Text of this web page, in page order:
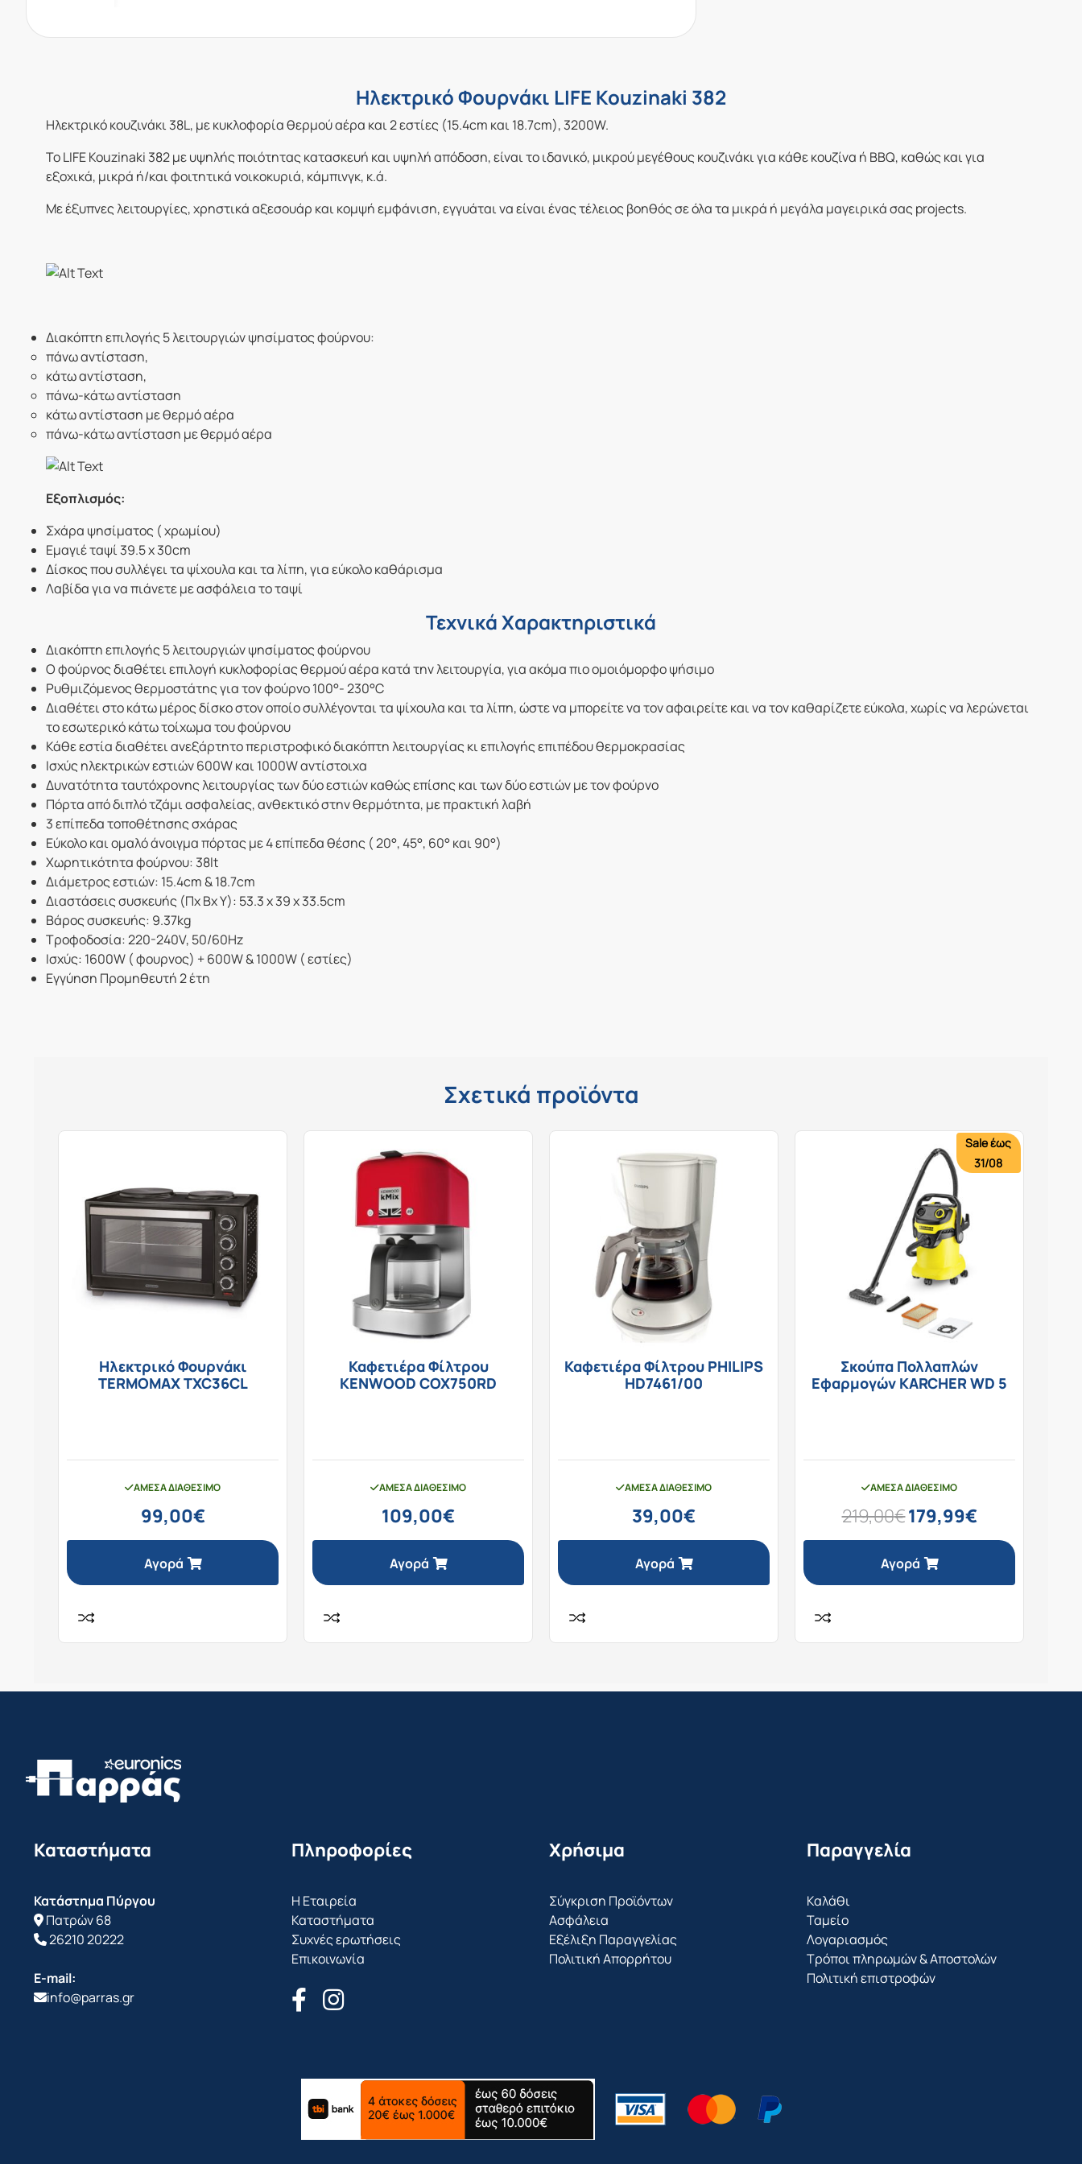
Ηλεκτρικό Φουρνάκι LIFE Kouzinaki 382
Ηλεκτρικό κουζινάκι 38L, με κυκλοφορία θερμού αέρα και 2 εστίες (15.4cm και 18.7cm), 3200W.
Το LIFE Kouzinaki 382 με υψηλής ποιότητας κατασκευή και υψηλή απόδοση, είναι το ιδανικό, μικρού μεγέθους κουζινάκι για κάθε κουζίνα ή BBQ, καθώς και για
εξοχικά, μικρά ή/και φοιτητικά νοικοκυριά, κάμπινγκ, κ.ά.
Με έξυπνες λειτουργίες, χρηστικά αξεσουάρ και κομψή εμφάνιση, εγγυάται να είναι ένας τέλειος βοηθός σε όλα τα μικρά ή μεγάλα μαγειρικά σας projects.
Διακόπτη επιλογής 5 λειτουργιών ψησίματος φούρνου:
πάνω αντίσταση,
κάτω αντίσταση,
πάνω-κάτω αντίσταση
κάτω αντίσταση με θερμό αέρα
πάνω-κάτω αντίσταση με θερμό αέρα
Εξοπλισμός:
Σχάρα ψησίματος ( χρωμίου)
Εμαγιέ ταψί 39.5 x 30cm
Δίσκος που συλλέγει τα ψίχουλα και τα λίπη, για εύκολο καθάρισμα
Λαβίδα για να πιάνετε με ασφάλεια το ταψί
Τεχνικά Χαρακτηριστικά
Διακόπτη επιλογής 5 λειτουργιών ψησίματος φούρνου
Ο φούρνος διαθέτει επιλογή κυκλοφορίας θερμού αέρα κατά την λειτουργία, για ακόμα πιο ομοιόμορφο ψήσιμο
Ρυθμιζόμενος θερμοστάτης για τον φούρνο 100°- 230°C
Διαθέτει στο κάτω μέρος δίσκο στον οποίο συλλέγονται τα ψίχουλα και τα λίπη, ώστε να μπορείτε να τον αφαιρείτε και να τον καθαρίζετε εύκολα, χωρίς να λερώνεται
το εσωτερικό κάτω τοίχωμα του φούρνου
Κάθε εστία διαθέτει ανεξάρτητο περιστροφικό διακόπτη λειτουργίας κι επιλογής επιπέδου θερμοκρασίας
Ισχύς ηλεκτρικών εστιών 600W και 1000W αντίστοιχα
Δυνατότητα ταυτόχρονης λειτουργίας των δύο εστιών καθώς επίσης και των δύο εστιών με τον φούρνο
Πόρτα από διπλό τζάμι ασφαλείας, ανθεκτικό στην θερμότητα, με πρακτική λαβή
3 επίπεδα τοποθέτησης σχάρας
Εύκολο και ομαλό άνοιγμα πόρτας με 4 επίπεδα θέσης ( 20°, 45°, 60° και 90°)
Χωρητικότητα φούρνου: 38lt
Διάμετρος εστιών: 15.4cm & 18.7cm
Διαστάσεις συσκευής (Πx Bx Y): 53.3 x 39 x 33.5cm
Βάρος συσκευής: 9.37kg
Τροφοδοσία: 220-240V, 50/60Hz
Ισχύς: 1600W ( φουρνος) + 600W & 1000W ( εστίες)
Εγγύηση Προμηθευτή 2 έτη
Σχετικά προϊόντα
Ηλεκτρικό Φουρνάκι
TERMOMAX TXC36CL
ΆΜΕΣΑ ΔΙΑΘΈΣΙΜΟ
99,00€
Αγορά
Καφετιέρα Φίλτρου
KENWOOD COX750RD
ΆΜΕΣΑ ΔΙΑΘΈΣΙΜΟ
109,00€
Αγορά
Καφετιέρα Φίλτρου PHILIPS
HD7461/00
ΆΜΕΣΑ ΔΙΑΘΈΣΙΜΟ
39,00€
Αγορά
Sale έως
31/08
Σκούπα Πολλαπλών
Εφαρμογών KARCHER WD 5
ΆΜΕΣΑ ΔΙΑΘΈΣΙΜΟ
219,00€179,99€
Αγορά
Καταστήματα
Κατάστημα Πύργου
Πατρών 68
26210 20222
E-mail:
info@parras.gr
Πληροφορίες
Η Εταιρεία
Καταστήματα
Συχνές ερωτήσεις
Επικοινωνία
Χρήσιμα
Σύγκριση Προϊόντων
Ασφάλεια
Εξέλιξη Παραγγελίας
Πολιτική Απορρήτου
Παραγγελία
Καλάθι
Ταμείο
Λογαριασμός
Τρόποι πληρωμών & Αποστολών
Πολιτική επιστροφών